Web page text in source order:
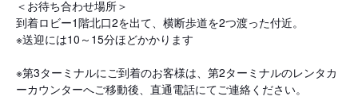
＜お待ち合わせ場所＞
到着ロビー1階北口2を出て、横断歩道を2つ渡った付近。
※送迎には10～15分ほどかかります
※第3ターミナルにご到着のお客様は、第2ターミナルのレンタカ
ーカウンターへご移動後、直通電話にてご連絡ください。